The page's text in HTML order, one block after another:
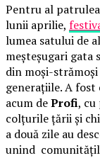
Pentru al
lunii aprilie,
lumea satului de
meșteșugari gata
din moși-
generațiile. A fost
acum deProfi, cu
colțurile țării și
a două zile au
unind